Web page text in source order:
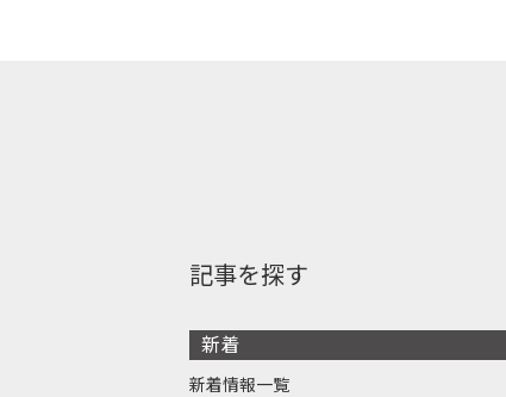
記事を探す
新着
新着情報一覧